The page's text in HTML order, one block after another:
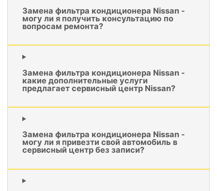
Замена фильтра кондиционера Nissan -
могу ли я получить консультацию по
вопросам ремонта?
Замена фильтра кондиционера Nissan -
какие дополнительные услуги
предлагает сервисный центр Nissan?
Замена фильтра кондиционера Nissan -
могу ли я привезти свой автомобиль в
сервисный центр без записи?